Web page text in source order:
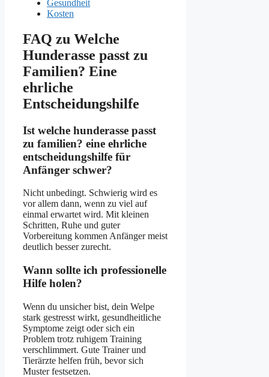
Gesundheit
Kosten
FAQ zu Welche
Hunderasse passt zu
Familien? Eine
ehrliche
Entscheidungshilfe
Ist welche hunderasse passt
zu familien? eine ehrliche
entscheidungshilfe für
Anfänger schwer?
Nicht unbedingt. Schwierig wird es
vor allem dann, wenn zu viel auf
einmal erwartet wird. Mit kleinen
Schritten, Ruhe und guter
Vorbereitung kommen Anfänger meist
deutlich besser zurecht.
Wann sollte ich professionelle
Hilfe holen?
Wenn du unsicher bist, dein Welpe
stark gestresst wirkt, gesundheitliche
Symptome zeigt oder sich ein
Problem trotz ruhigem Training
verschlimmert. Gute Trainer und
Tierärzte helfen früh, bevor sich
Muster festsetzen.